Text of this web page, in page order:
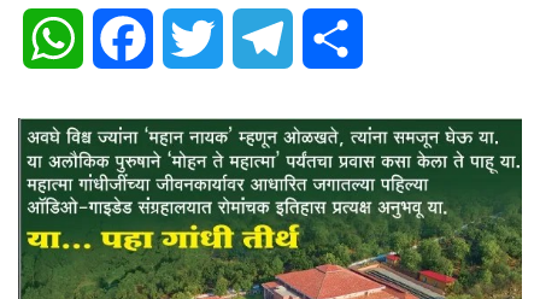
WhatsApp Facebook Twitter Telegram